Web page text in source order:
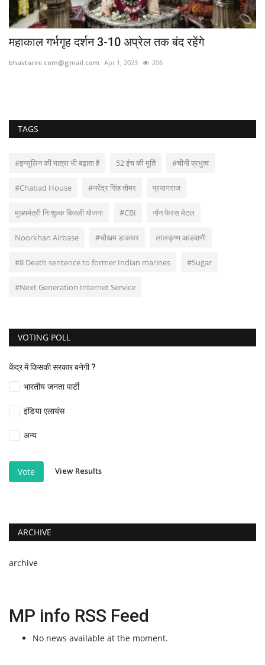
महाकाल गर्भगृह दर्शन 3-10 अप्रेल तक बंद रहेंगे
bhavtarini.com@gmail.com Apr 1, 2023 206
TAGS
#इन्‍सुलिन की मात्रा भी बढ़ाता है 52 इंच की मूर्ति #चीनी प्रभुत्व
​​#Chabad House #नरेंद्र सिंह तोमर प्रयागराज
मुख्यमंत्री निःशुल्क बिजली योजना #CBI नॉन फेरस मेटल
Noorkhan Airbase #चौखम डाकघर लालकृष्ण आडवाणी
#8 Death sentence to former Indian marines #Sugar
#Next Generation Internet Service
VOTING POLL
केंद्र में किसकी सरकार बनेगी ?
भारतीय जनता पार्टी
इंडिया एलायंस
अन्य
Vote View Results
ARCHIVE
archive
MP info RSS Feed
No news available at the moment.